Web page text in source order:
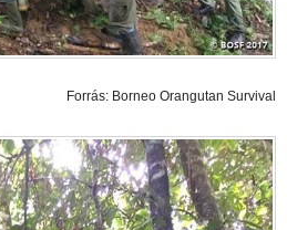
Forrás: Borneo Orangutan Survival